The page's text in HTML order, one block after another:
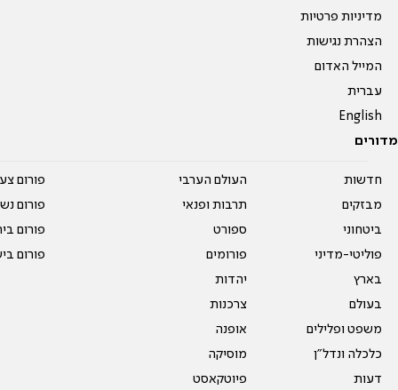
מדיניות פרטיות
הצהרת נגישות
המייל האדום
עברית
English
מדורים
חדשות
מבזקים
ביטחוני
פוליטי-מדיני
בארץ
בעולם
משפט ופלילים
כלכלה ונדל"ן
דעות
העולם הערבי
תרבות ופנאי
ספורט
פורומים
יהדות
צרכנות
אופנה
מוסיקה
פיוטקאסט
פורום
פורום
פורום
פורום